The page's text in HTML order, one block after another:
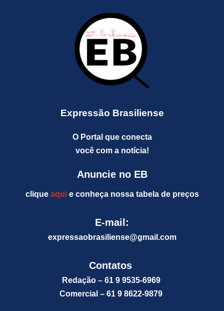
Expressão Brasiliense
O Portal que conecta
você com a notícia!
Anuncie no EB
clique aquie conheça nossa tabela de preços
E-mail:
expressaobrasiliense@gmail.com
Contatos
Redação – 61 9 9535-6969
Comercial – 61 9 8622-9879